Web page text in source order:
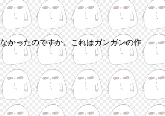
かったのですか。これはガンガンの作